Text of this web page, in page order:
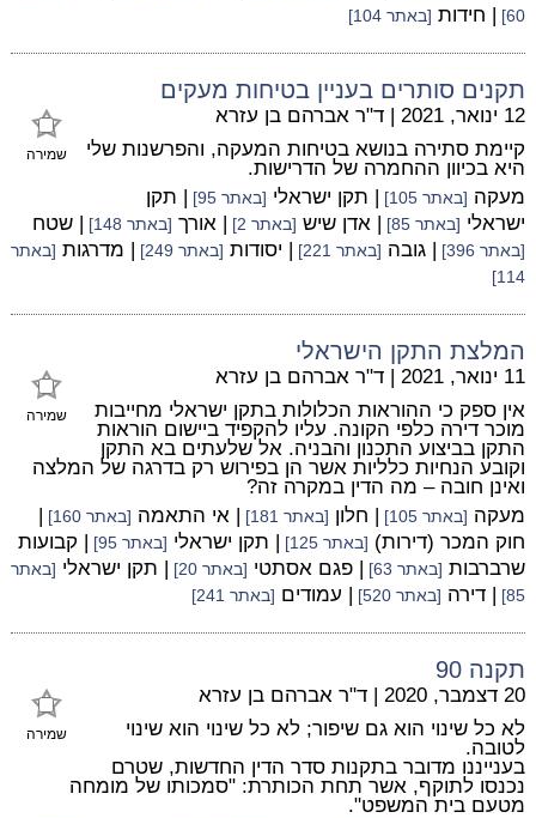
60]
| חידות [באתר 104]
תקנים סותרים בעניין בטיחות מעקים
שמירה
12 ינואר, 2021 | ד"ר אברהם בן עזרא
קיימת סתירה בנושא בטיחות המעקה, והפרשנות שלי
היא בכיוון ההחמרה של הדרישות.
מעקה [באתר 105] | תקן ישראלי [באתר 95]
| תקן
ישראלי [באתר 85] | אדן שיש [באתר 2] | אורך [באתר 148] | שטח
[באתר 396] | גובה [באתר 221] | יסודות [באתר 249] | מדרגות [באתר
114]
המלצת התקן הישראלי
שמירה
11 ינואר, 2021 | ד"ר אברהם בן עזרא
אין ספק כי ההוראות הכלולות בתקן ישראלי מחייבות
מוכר דירה כלפי הקונה. עליו להקפיד ביישום הוראות
התקן בביצוע התכנון והבניה. אל שלעתים בא התקן
וקובע הנחיות כלליות אשר הן בפירוש רק בדרגה של המלצה
ואינן חובה – מה הדין במקרה זה?
מעקה [באתר 105] | חלון [באתר 181] | אי התאמה [באתר 160]
|
חוק המכר (דירות) [באתר 125] | תקן ישראלי [באתר 95]
| קבועות
שרברבות [באתר 63] | פגם אסתטי [באתר 20] | תקן ישראלי [באתר
85]
| דירה [באתר 520] | עמודים [באתר 241]
תקנה 90
שמירה
20 דצמבר, 2020 | ד"ר אברהם בן עזרא
לא כל שינוי הוא גם שיפור; לא כל שינוי הוא שינוי
לטובה.
בענייננו מדובר בתקנות סדר הדין החדשות, שטרם
נכנסו לתוקף, אשר תחת הכותרת: "סמכותו של מומחה
מטעם בית המשפט".